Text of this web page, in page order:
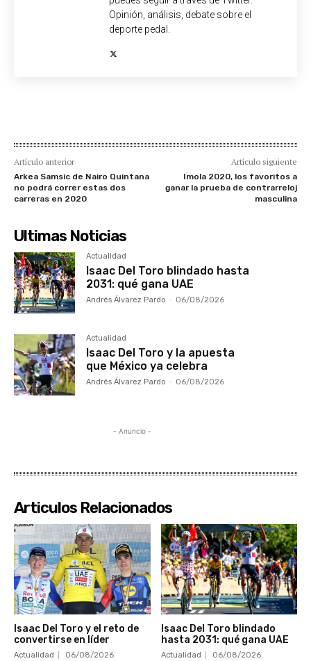
Opinión, análisis, debate sobre el
deporte pedal.
Artículo anterior
Arkea Samsic de Nairo Quintana
no podrá correr estas dos
carreras en 2020
Artículo siguiente
Imola 2020, los favoritos a
ganar la prueba de contrarreloj
masculina
Ultimas Noticias
Actualidad
Isaac Del Toro blindado hasta
2031: qué gana UAE
Andrés Álvarez Pardo - 06/08/2026
Actualidad
Isaac Del Toro y la apuesta
que México ya celebra
Andrés Álvarez Pardo - 06/08/2026
- Anuncio -
Articulos Relacionados
Isaac Del Toro y el reto de
convertirse en líder
Actualidad 06/08/2026
Isaac Del Toro blindado
hasta 2031: qué gana UAE
Actualidad 06/08/2026